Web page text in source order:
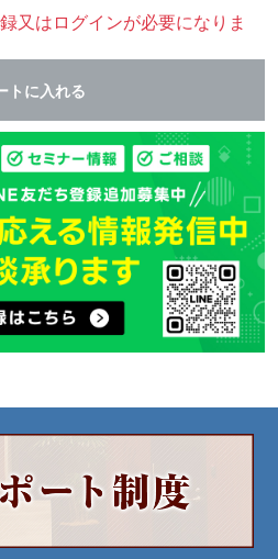
又はログインが必要になりま
トに入れる